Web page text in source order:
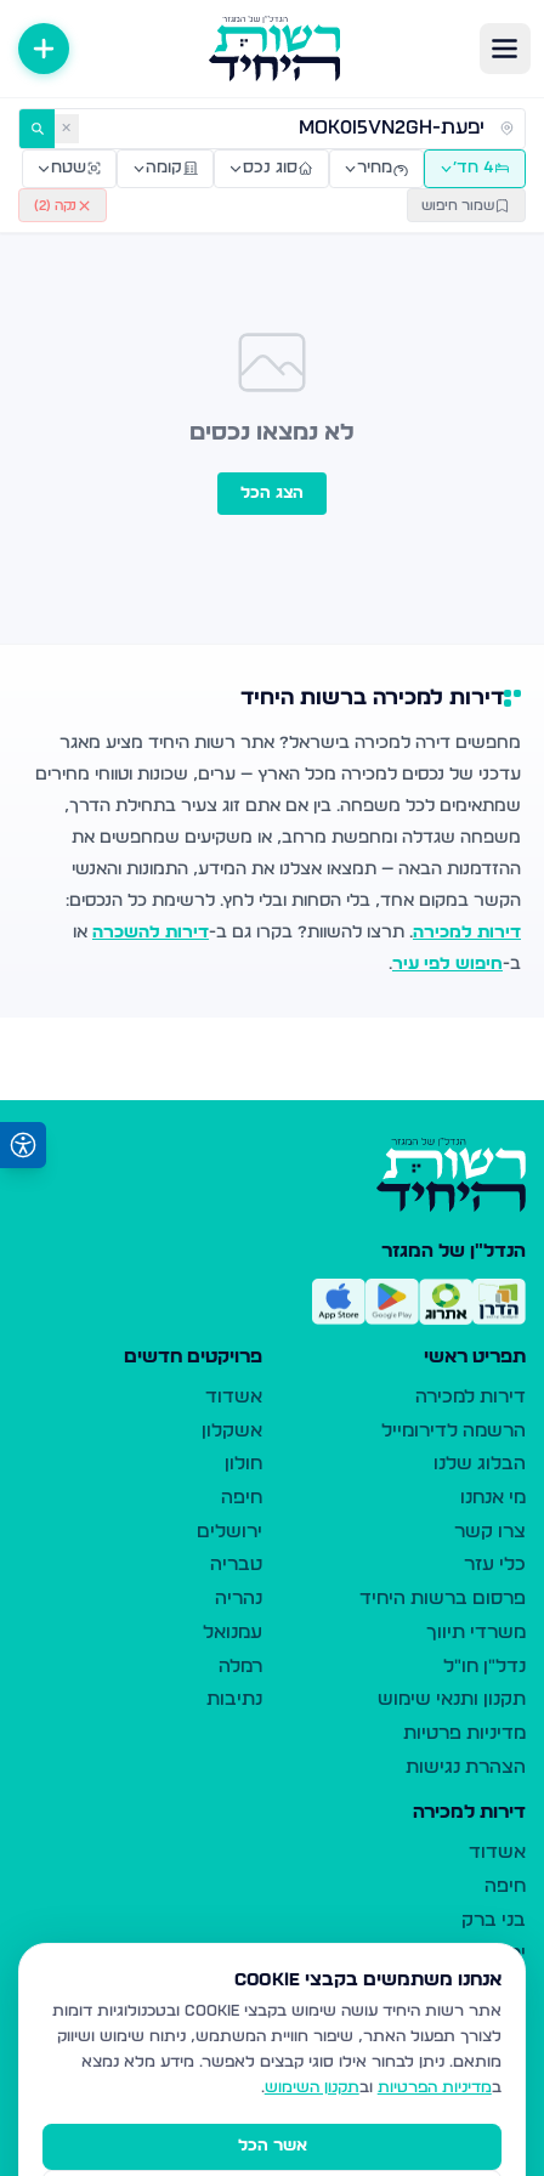
דירות למכירה ולהשכרה — רשות היחיד ✕
4 חד׳ מחיר סוג נכס קומה שטח
שמור חיפוש נקה (2
)
לא נמצאו נכסים
הצג הכל
דירות למכירה ברשות היחיד
מחפשים דירה למכירה בישראל? אתר רשות היחיד מציע מאגר
עדכני של נכסים למכירה מכל הארץ — ערים, שכונות וטווחי מחירים
שמתאימים לכל משפחה. בין אם אתם זוג צעיר בתחילת הדרך,
משפחה שגדלה ומחפשת מרחב, או משקיעים שמחפשים את
ההזדמנות הבאה — תמצאו אצלנו את המידע, התמונות והאנשי
הקשר במקום אחד, בלי הסחות ובלי לחץ. לרשימת כל הנכסים:
דירות למכירה. תרצו להשוות? בקרו גם ב-דירות להשכרה או
ב-חיפוש לפי עיר.
הנדל"ן של המגזר
תפריט ראשי
דירות למכירה
הרשמה לדירומייל
הבלוג שלנו
מי אנחנו
צרו קשר
כלי עזר
פרסום ברשות היחיד
משרדי תיווך
נדל"ן חו"ל
תקנון ותנאי שימוש
מדיניות פרטיות
הצהרת נגישות
פרויקטים חדשים
אשדוד
אשקלון
חולון
חיפה
ירושלים
טבריה
נהריה
עמנואל
רמלה
נתיבות
דירות למכירה
אשדוד
חיפה
בני ברק
ירושלים
אלעד
גבעת זאב
בית שמש
רכסים
מודיעין עילית
אנחנו משתמשים בקבצי Cookie
אתר רשות היחיד עושה שימוש בקבצי Cookie ובטכנולוגיות דומות
לצורך תפעול האתר, שיפור חוויית המשתמש, ניתוח שימוש ושיווק
מותאם. ניתן לבחור אילו סוגי קבצים לאפשר. מידע מלא נמצא
במדיניות הפרטיות ובתקנון השימוש.
אשר הכל